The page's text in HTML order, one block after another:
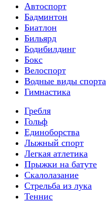
Автоспорт
Бадминтон
Биатлон
Бильярд
Бодибилдинг
Бокс
Велоспорт
Водные виды спорта
Гимнастика
Гребля
Гольф
Единоборства
Лыжный спорт
Легкая атлетика
Прыжки на батуте
Скалолазание
Стрельба из лука
Теннис